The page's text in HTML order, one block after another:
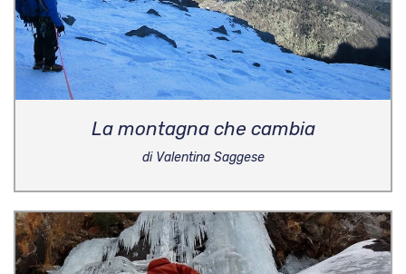
La montagna che cambia
di Valentina Saggese